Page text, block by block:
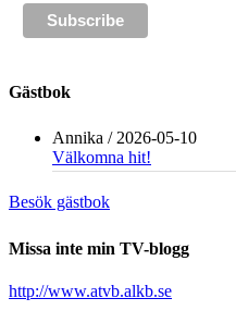
Gästbok
Annika / 2026-05-10
Välkomna hit!
Besök gästbok
Missa inte min TV-blogg
http://www.atvb.alkb.se